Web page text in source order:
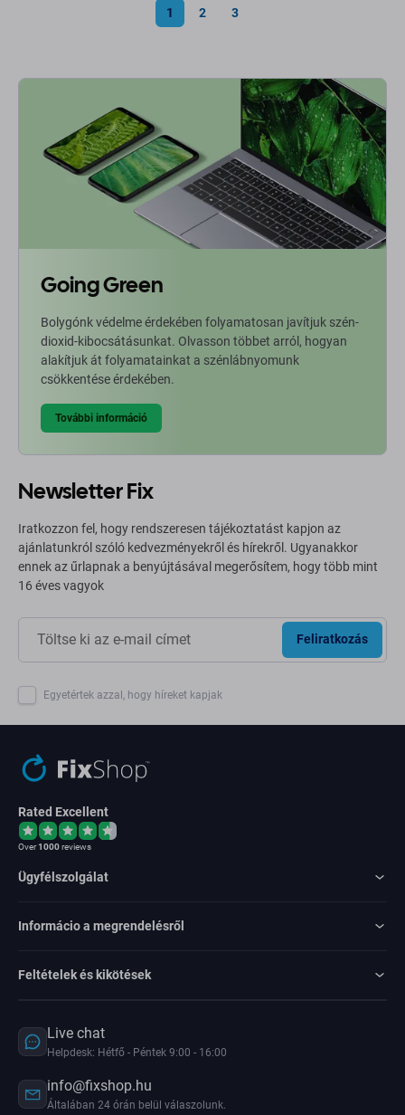
1 2 3
Going Green
Bolygónk védelme érdekében folyamatosan javítjuk szén-
dioxid-kibocsátásunkat. Olvasson többet arról, hogyan
alakítjuk át folyamatainkat a szénlábnyomunk
csökkentése érdekében.
További információ
Newsletter Fix
Iratkozzon fel, hogy rendszeresen tájékoztatást kapjon az
ajánlatunkról szóló kedvezményekről és hírekről. Ugyanakkor
ennek az űrlapnak a benyújtásával megerősítem, hogy több mint
16 éves vagyok
Feliratkozás
Egyetértek azzal, hogy híreket kapjak
Rated Excellent
Over1000reviews
Ügyfélszolgálat
Informácio a megrendelésről
Feltételek és kikötések
Live chat
Helpdesk: Hétfő - Péntek 9:00 - 16:00
info@fixshop.hu
Általában 24 órán belül válaszolunk.